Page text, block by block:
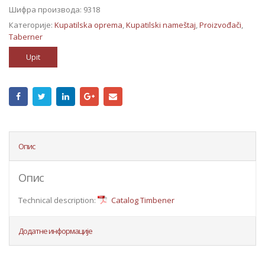
Шифра производа: 9318
Категорије: Kupatilska oprema,Kupatilski nameštaj,Proizvođači,
Taberner
Upit
Опис
Опис
Technical description: Catalog Timbener
Додатне информације